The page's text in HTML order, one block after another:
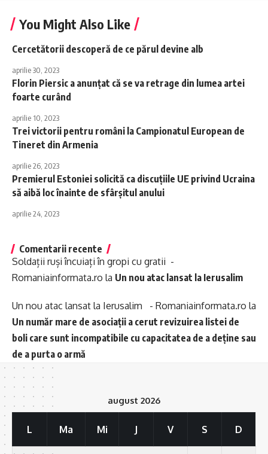
You Might Also Like
Cercetătorii descoperă de ce părul devine alb
aprilie 30, 2023
Florin Piersic a anunțat că se va retrage din lumea artei
foarte curând
aprilie 10, 2023
Trei victorii pentru români la Campionatul European de
Tineret din Armenia
aprilie 26, 2023
Premierul Estoniei solicită ca discuțiile UE privind Ucraina
să aibă loc înainte de sfârșitul anului
aprilie 24, 2023
Comentarii recente
Soldații ruși încuiați în gropi cu gratii -
Romaniainformata.ro la Un nou atac lansat la Ierusalim
Un nou atac lansat la Ierusalim - Romaniainformata.ro la
Un număr mare de asociații a cerut revizuirea listei de
boli care sunt incompatibile cu capacitatea de a deține sau
de a purta o armă
august 2026
L Ma Mi J V S D